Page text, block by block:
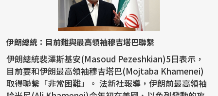
伊朗總統：目前難與最高領袖穆吉塔巴聯繫
伊朗總統裴澤斯基安(Masoud Pezeshkian)5日表示，
目前要和伊朗最高領袖穆吉塔巴(Mojtaba Khamenei)
取得聯繫「非常困難」。 法新社報導，伊朗前最高領袖